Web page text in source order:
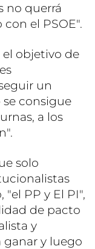
no querrá
el PSOE".
objetivo de
un
consigue
a los
solo
PP y El PI",
de pacto
y
ganar y luego